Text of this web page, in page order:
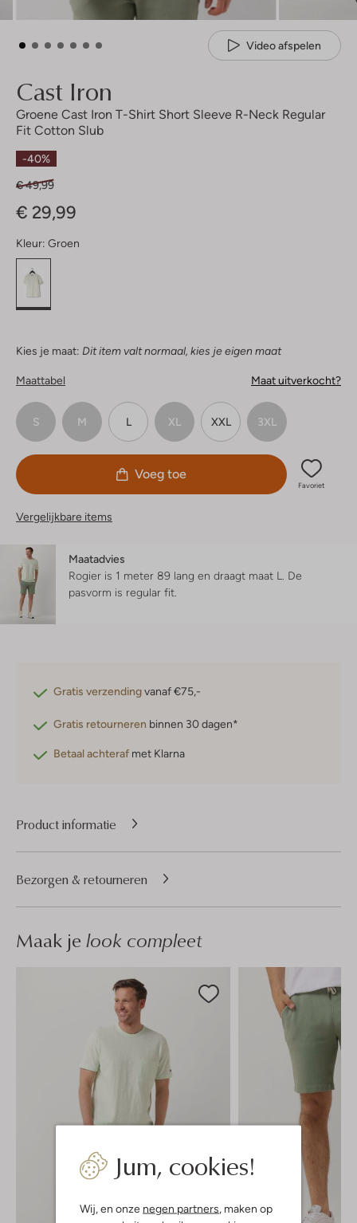
Jum, cookies!
Wij, en onze negen partners, maken op
Video afspelen
Cast Iron
Groene Cast Iron T-Shirt Short Sleeve R-Neck Regular
Fit Cotton Slub
-40%
€ 49,99
€ 29,99
Kleur: Groen
Kies je maat: Dit item valt normaal, kies je eigen maat
Maattabel Maat uitverkocht?
S M L XL XXL 3XL
Voeg toe
Favoriet
Vergelijkbare items
Maatadvies
Rogier is 1 meter 89 lang en draagt maat L. De
pasvorm is regular fit
Gratis verzendingvanaf €75,-
Gratis retourneren binnen 30 dagen*
Betaal achteraf met Klarna
Product informatie
Bezorgen & retourneren
Maak je look compleet